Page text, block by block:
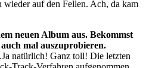
wieder auf den Fellen. Ach, da kam
neuen Album aus. Bekommst
mal auszuprobieren.
natürlich! Ganz toll! Die letzten